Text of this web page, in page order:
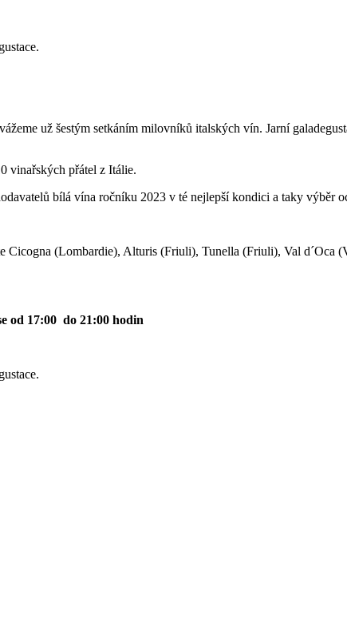
už šestým setkáním milovníků italských vín. Jarní
vinařských přátel z Itálie.
bílá vína ročníku 2023 v té nejlepší kondici a taky výběr
(Lombardie), Alturis (Friuli), Tunella (Friuli), Val d´Oca
od 17:00 do 21:00 hodin